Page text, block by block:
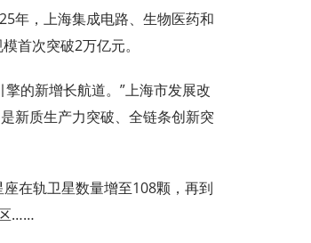
年，上海集成电路、生物医药和
首次突破2万亿元。
的新增长航道。”上海市发展改
新质生产力突破、全链条创新突
在轨卫星数量增至108颗，再到
……